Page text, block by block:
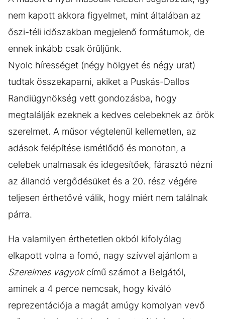
nem kapott akkora figyelmet, mint általában az
őszi-téli időszakban megjelenő formátumok, de
ennek inkább csak örüljünk.
Nyolc hírességet (négy hölgyet és négy urat)
tudtak összekaparni, akiket a Puskás-Dallos
Randiügynökség vett gondozásba, hogy
megtalálják ezeknek a kedves celebeknek az örök
szerelmet. A műsor végtelenül kellemetlen, az
adások felépítése ismétlődő és monoton, a
celebek unalmasak és idegesítőek, fárasztó nézni
az állandó vergődésüket és a 20. rész végére
teljesen érthetővé válik, hogy miért nem találnak
párra.
Ha valamilyen érthetetlen okból kifolyólag
elkapott volna a fomó, nagy szívvel ajánlom a
Szerelmes vagyokcímű számot a Belgától,
aminek a 4 perce nemcsak, hogy kiváló
reprezentációja a magát amúgy komolyan vevő